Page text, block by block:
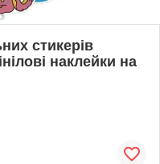
стикерів
наклейки на